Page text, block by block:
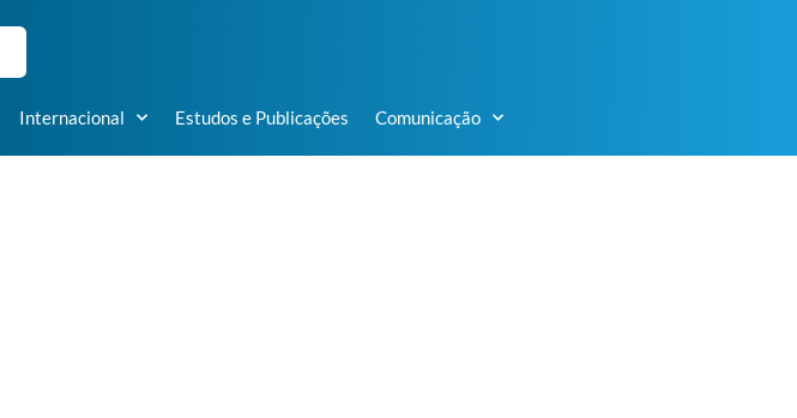
Internacional Estudos e Publicações Comunicação